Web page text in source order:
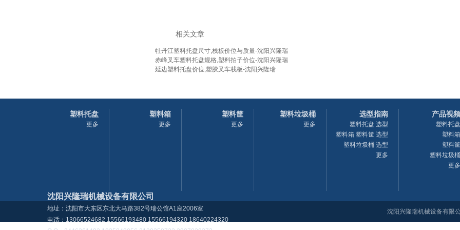
相关文章
牡丹江塑料托盘尺寸,栈板价位与质量-沈阳兴隆瑞
赤峰叉车塑料托盘规格,塑料拍子价位-沈阳兴隆瑞
延边塑料托盘价位,塑胶叉车栈板-沈阳兴隆瑞
塑料托盘
更多
塑料箱
更多
塑料筐
更多
塑料垃圾桶
更多
选型指南
塑料托盘 选型
塑料箱 塑料筐 选型
塑料垃圾桶 选型
更多
产品视频
塑料托盘
塑料箱
塑料筐
塑料垃圾桶
更多
沈阳兴隆瑞机械设备有限公司
地址：沈阳市大东区东北大马路382号瑞公馆A1座2006室
电话：13066524682 15566193480 15566194320 18640224320
沈阳兴隆瑞机械设备有限